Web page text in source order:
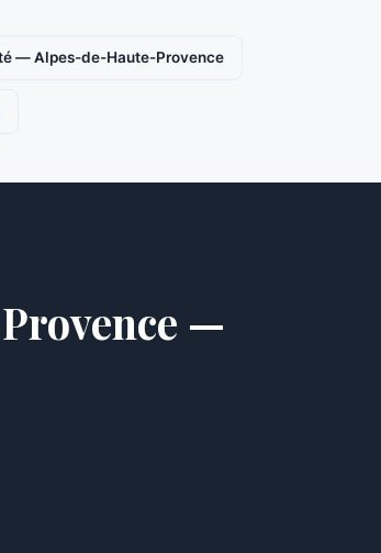
— Alpes-de-Haute-Provence
—